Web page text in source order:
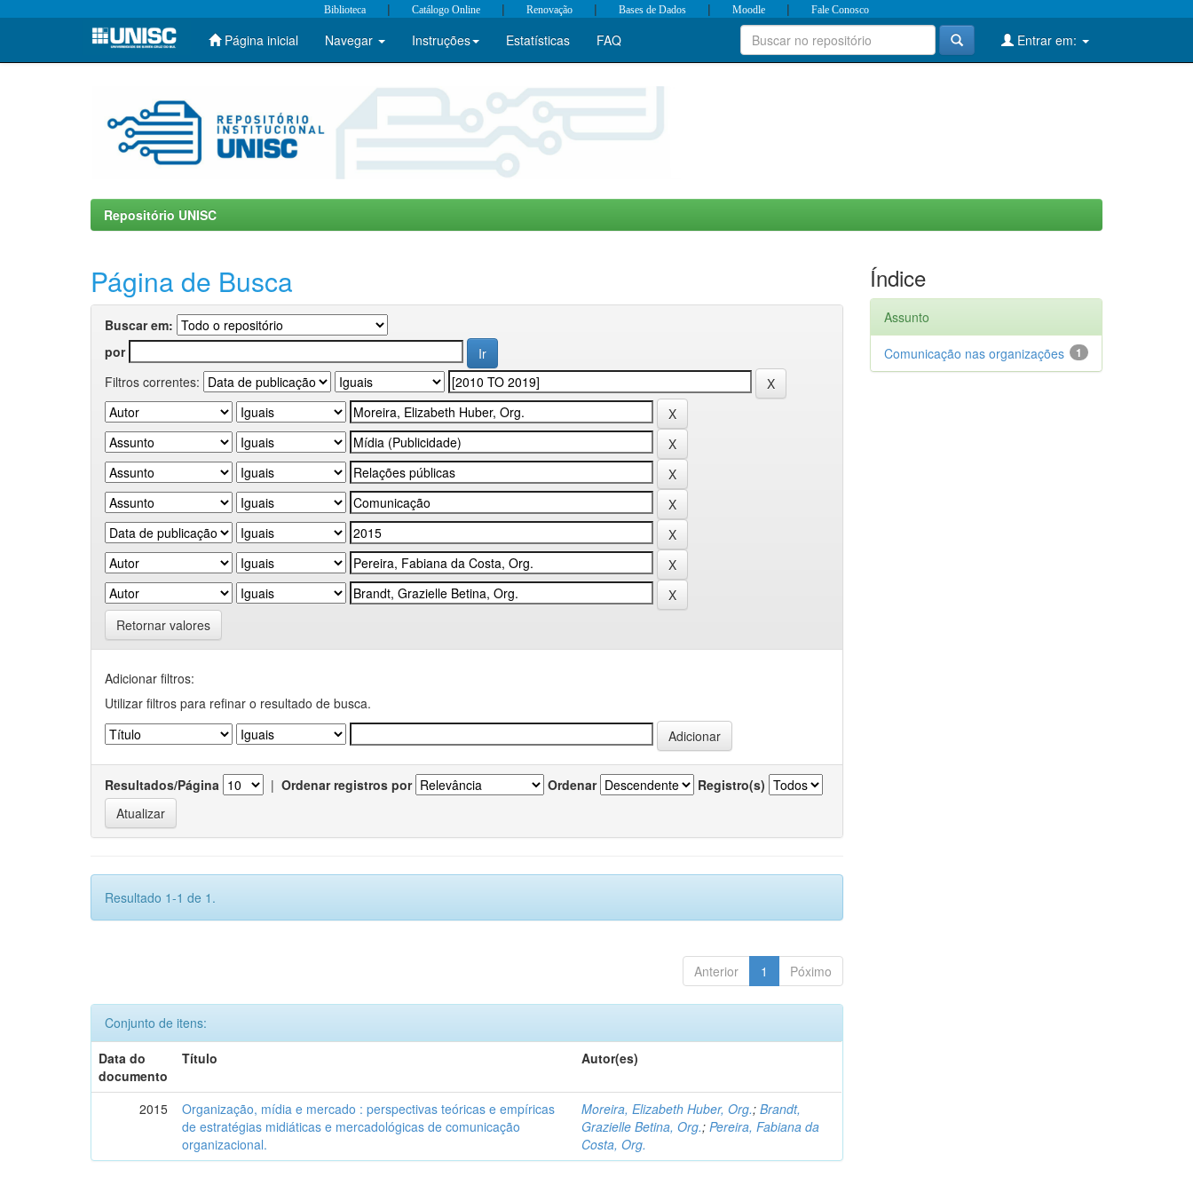
Skip
Biblioteca | Catálogo Online | Renovação | Bases de Dados | Moodle | Fale Conosco
Página inicial Navegar Instruções Estatísticas FAQ Entrar em:
Repositório UNISC
Página de Busca
Buscar em:
por
Filtros correntes:
Retornar valores
Adicionar filtros:
Utilizar filtros para refinar o resultado de busca.
Resultados/Página | Ordenar registros por Ordenar Registro(s)
Resultado 1-1 de 1.
Anterior 1 Póximo
Conjunto de itens:
Data do
documento
Título Autor(es)
2015
Organização, mídia e mercado : perspectivas teóricas e empíricas
de estratégias midiáticas e mercadológicas de comunicação
organizacional.
Moreira, Elizabeth Huber, Org.;Brandt,
Grazielle Betina, Org.;Pereira, Fabiana da
Costa, Org.
Índice
Assunto
1
Comunicação nas organizações